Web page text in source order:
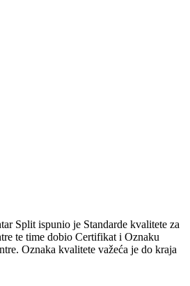
Split ispunio je Standarde kvalitete za
te time dobio Certifikat i Oznaku
Oznaka kvalitete važeća je do kraja